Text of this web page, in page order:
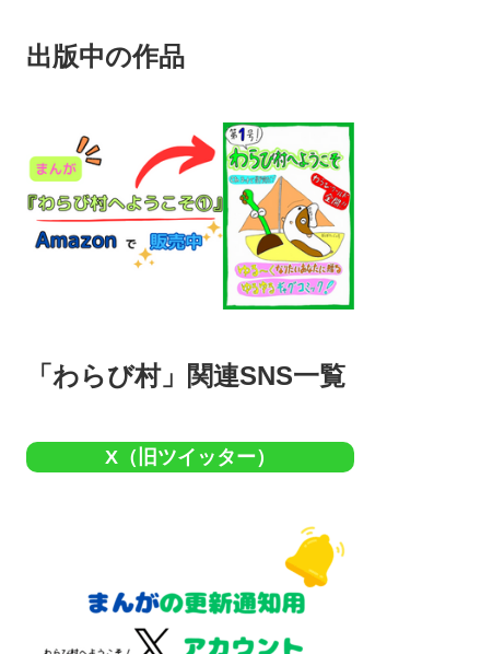
出版中の作品
「わらび村」関連SNS一覧
X（旧ツイッター）